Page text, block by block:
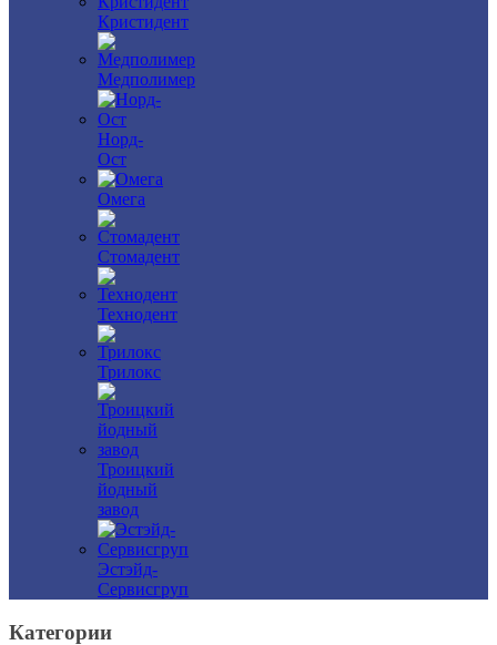
Кристидент
Медполимер
Норд-
Ост
Омега
Стомадент
Технодент
Трилокс
Троицкий
йодный
завод
Эстэйд-
Сервисгруп
Категории